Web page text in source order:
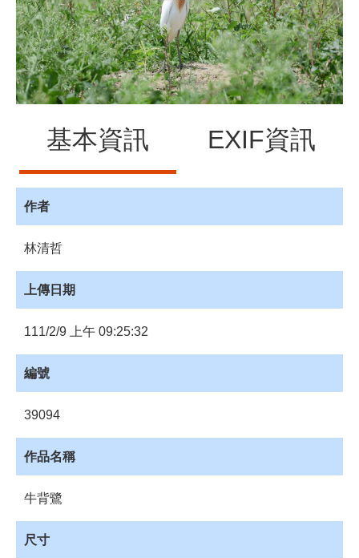
訊
息
發
布
諮
詢
會
員
專
區
館
員
網
站
購
基本資訊 EXIF資訊
作者
林清哲
上傳日期
111/2/9 上午 09:25:32
編號
39094
作品名稱
牛背鷺
尺寸